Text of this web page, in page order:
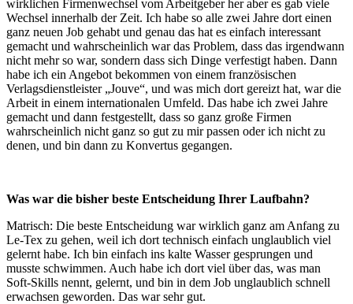
wirklichen Firmenwechsel vom Arbeitgeber her aber es gab viele
Wechsel innerhalb der Zeit. Ich habe so alle zwei Jahre dort einen
ganz neuen Job gehabt und genau das hat es einfach interessant
gemacht und wahrscheinlich war das Problem, dass das irgendwann
nicht mehr so war, sondern dass sich Dinge verfestigt haben. Dann
habe ich ein Angebot bekommen von einem französischen
Verlagsdienstleister „Jouve“, und was mich dort gereizt hat, war die
Arbeit in einem internationalen Umfeld. Das habe ich zwei Jahre
gemacht und dann festgestellt, dass so ganz große Firmen
wahrscheinlich nicht ganz so gut zu mir passen oder ich nicht zu
denen, und bin dann zu Konvertus gegangen.
Was war die bisher beste Entscheidung Ihrer Laufbahn?
Matrisch: Die beste Entscheidung war wirklich ganz am Anfang zu
Le-Tex zu gehen, weil ich dort technisch einfach unglaublich viel
gelernt habe. Ich bin einfach ins kalte Wasser gesprungen und
musste schwimmen. Auch habe ich dort viel über das, was man
Soft-Skills nennt, gelernt, und bin in dem Job unglaublich schnell
erwachsen geworden. Das war sehr gut.